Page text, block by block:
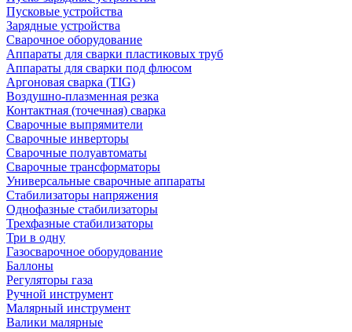
Пусковые устройства
Зарядные устройства
Сварочное оборудование
Аппараты для сварки пластиковых труб
Аппараты для сварки под флюсом
Аргоновая сварка (TIG)
Воздушно-плазменная резка
Контактная (точечная) сварка
Сварочные выпрямители
Сварочные инверторы
Сварочные полуавтоматы
Сварочные трансформаторы
Универсальные сварочные аппараты
Стабилизаторы напряжения
Однофазные стабилизаторы
Трехфазные стабилизаторы
Три в одну
Газосварочное оборудование
Баллоны
Регуляторы газа
Ручной инструмент
Малярный инструмент
Валики малярные